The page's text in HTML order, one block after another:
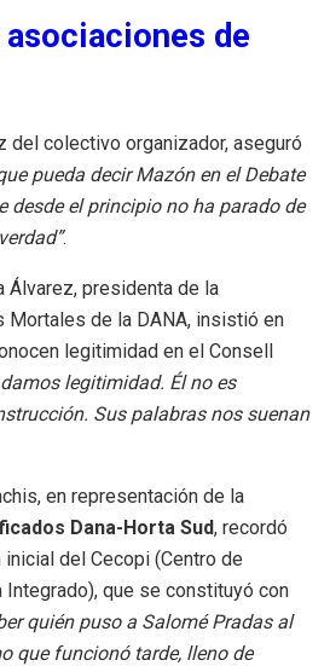
asociaciones de
del colectivo organizador, aseguró
pueda decir Mazón en el Debate
desde el principio no ha parado de
.
Álvarez, presidenta de la
Mortales de la DANA, insistió en
legitimidad en el Consell
legitimidad. Él no es
Sus palabras nos suenan
en representación de la
Dana-Horta Sud, recordó
del Cecopi (Centro de
Integrado), que se constituyó con
quién puso a Salomé Pradas al
que funcionó tarde, lleno de